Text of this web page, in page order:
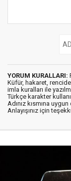
YORUM KURALLARI:
Küfür, hakaret,
imla kuralları ile
Türkçe karakter
Adınız kısmına
Anlayışınız için